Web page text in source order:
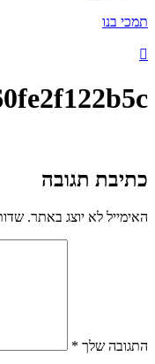
תמכי בנו
כתיבת תגובה
האימייל לא יוצג באתר.
התגובה שלך *